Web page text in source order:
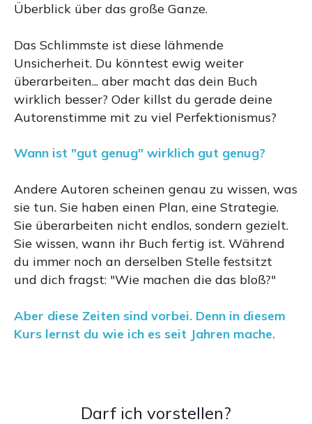
Überblick über das große Ganze.
Das Schlimmste ist diese lähmende
Unsicherheit. Du könntest ewig weiter
überarbeiten... aber macht das dein Buch
wirklich besser? Oder killst du gerade deine
Autorenstimme mit zu viel Perfektionismus?
Wann ist "gut genug" wirklich gut genug?
Andere Autoren scheinen genau zu wissen, was
sie tun. Sie haben einen Plan, eine Strategie.
Sie überarbeiten nicht endlos, sondern gezielt.
Sie wissen, wann ihr Buch fertig ist. Während
du immer noch an derselben Stelle festsitzt
und dich fragst: "Wie machen die das bloß?"
Aber diese Zeiten sind vorbei. Denn in diesem
Kurs lernst du wie ich es seit Jahren mache.
Darf ich vorstellen?